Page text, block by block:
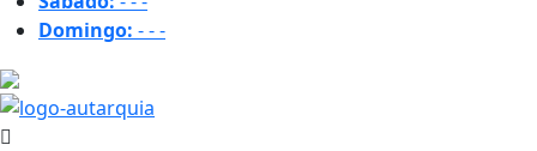
Domingo: ---